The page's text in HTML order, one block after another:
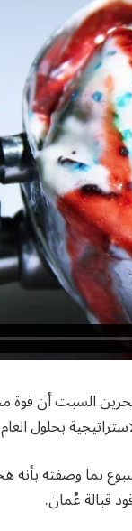
البحرين السبت أن
بحلول
بما وصفته
قبالة عُمان.